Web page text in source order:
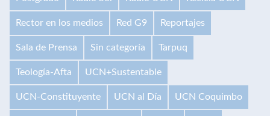
Rector en los medios Red G9 Reportajes
Sala de Prensa Sin categoría Tarpuq
Teología-Afta UCN+Sustentable
UCN-Constituyente UCN al Día UCN Coquimbo